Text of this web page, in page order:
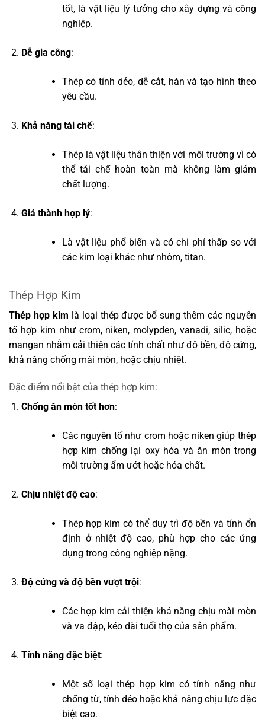
tốt, là vật liệu lý tưởng cho xây dựng và công
nghiệp.
Dễ gia công:
Thép có tính dẻo, dễ cắt, hàn và tạo hình theo
yêu cầu.
Khả năng tái chế:
Thép là vật liệu thân thiện với môi trường vì có
thể tái chế hoàn toàn mà không làm giảm
chất lượng.
Giá thành hợp lý:
Là vật liệu phổ biến và có chi phí thấp so với
các kim loại khác như nhôm, titan.
Thép Hợp Kim
Thép hợp kim là loại thép được bổ sung thêm các nguyên
tố hợp kim như crom, niken, molypden, vanadi, silic, hoặc
mangan nhằm cải thiện các tính chất như độ bền, độ cứng,
khả năng chống mài mòn, hoặc chịu nhiệt.
Đặc điểm nổi bật của thép hợp kim:
Chống ăn mòn tốt hơn:
Các nguyên tố như crom hoặc niken giúp thép
hợp kim chống lại oxy hóa và ăn mòn trong
môi trường ẩm ướt hoặc hóa chất.
Chịu nhiệt độ cao:
Thép hợp kim có thể duy trì độ bền và tính ổn
định ở nhiệt độ cao, phù hợp cho các ứng
dụng trong công nghiệp nặng.
Độ cứng và độ bền vượt trội:
Các hợp kim cải thiện khả năng chịu mài mòn
và va đập, kéo dài tuổi thọ của sản phẩm.
Tính năng đặc biệt:
Một số loại thép hợp kim có tính năng như
chống từ, tính dẻo hoặc khả năng chịu lực đặc
biệt cao.